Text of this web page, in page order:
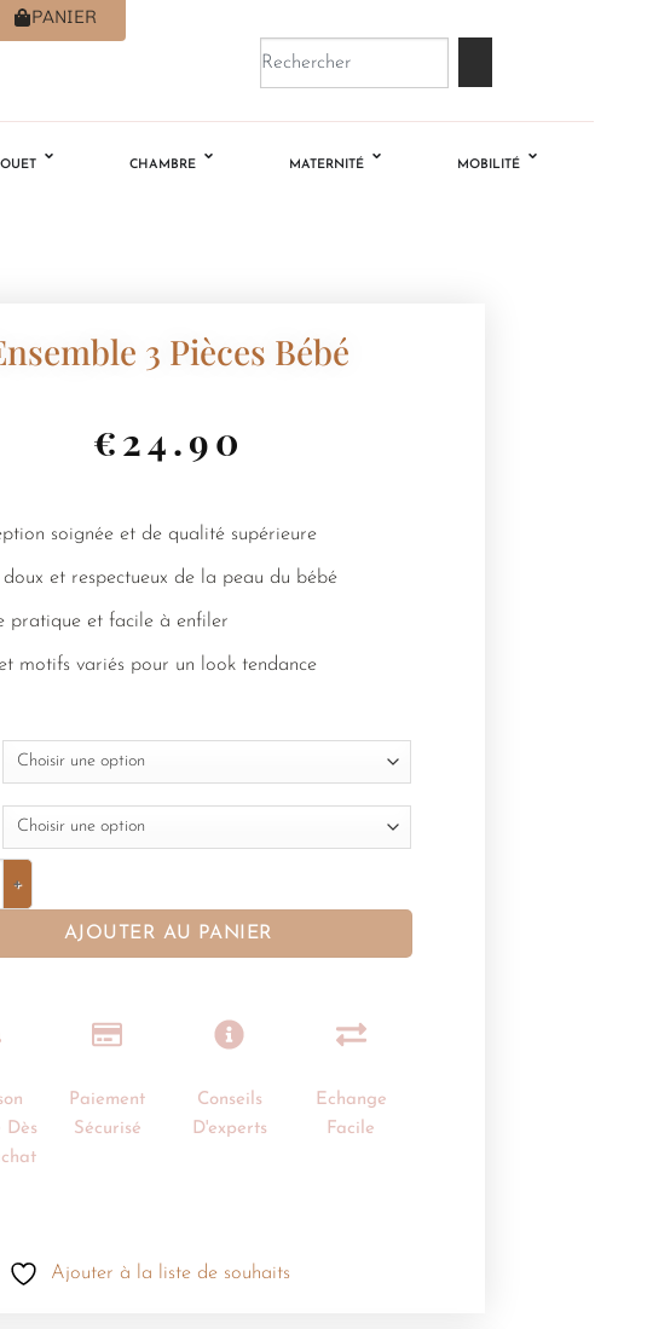
PANIER
CHAMBRE MATERNITÉ MOBILITÉ
3 Pièces Bébé
€24.90
soignée et de qualité supérieure
doux et respectueux de la peau du bébé
pratique et facile à enfiler
motifs variés pour un look tendance
AJOUTER AU PANIER
Dès
Paiement
Sécurisé
Conseils
D'experts
Echange
Facile
Ajouter à la liste de souhaits